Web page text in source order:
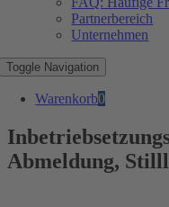
Partnerbereich
Unternehmen
Toggle Navigation
Warenkorb0
Abmeldung,